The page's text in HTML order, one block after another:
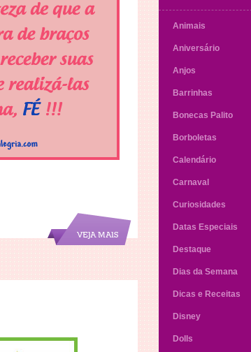
VEJA MAIS
Animais
Aniversário
Anjos
Barrinhas
Bonecas Palito
Borboletas
Calendário
Carnaval
Curiosidades
Datas Especiais
Destaque
Dias da Semana
Dicas e Receitas
Disney
Dolls